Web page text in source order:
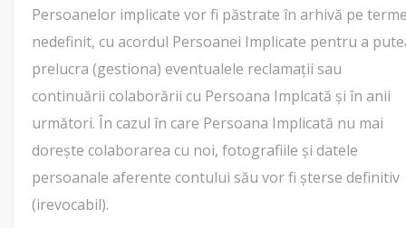
Persoanelor implicate vor fi păstrate în arhivă pe
nedefinit, cu acordul Persoanei Implicate pentru a
prelucra (gestiona) eventualele reclamații sau
continuării colaborării cu Persoana Implcată și în anii
următori. În cazul în care Persoana Implicată nu mai
dorește colaborarea cu noi, fotografiile și datele
persoanale aferente contului său vor fi șterse definitiv
(irevocabil).